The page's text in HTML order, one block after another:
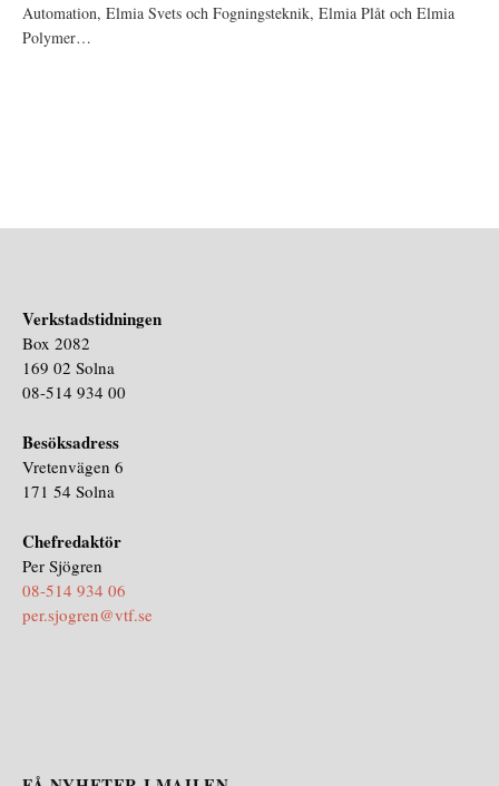
Automation, Elmia Svets och Fogningsteknik, Elmia Plåt och Elmia
Polymer…
Verkstadstidningen
Box 2082
169 02 Solna
08-514 934 00
Besöksadress
Vretenvägen 6
171 54 Solna
Chefredaktör
Per Sjögren
08-514 934 06
per.sjogren@vtf.se